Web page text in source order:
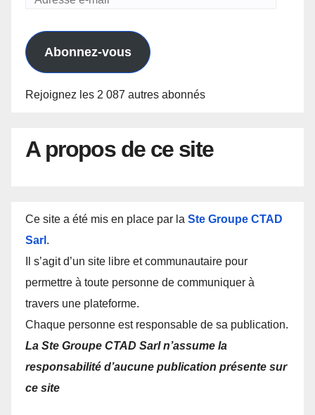
mail
Abonnez-vous
Rejoignez les 2 087 autres abonnés
A propos de ce site
Ce site a été mis en place par la Ste Groupe CTAD
Sarl .
Il s’agit d’un site libre et communautaire pour
permettre à toute personne de communiquer à
travers une plateforme.
Chaque personne est responsable de sa publication.
La Ste Groupe CTAD Sarl n’assume la
responsabilité d’aucune publication présente sur
ce site